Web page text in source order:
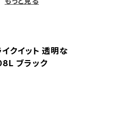
クイット 透明な
ブラック